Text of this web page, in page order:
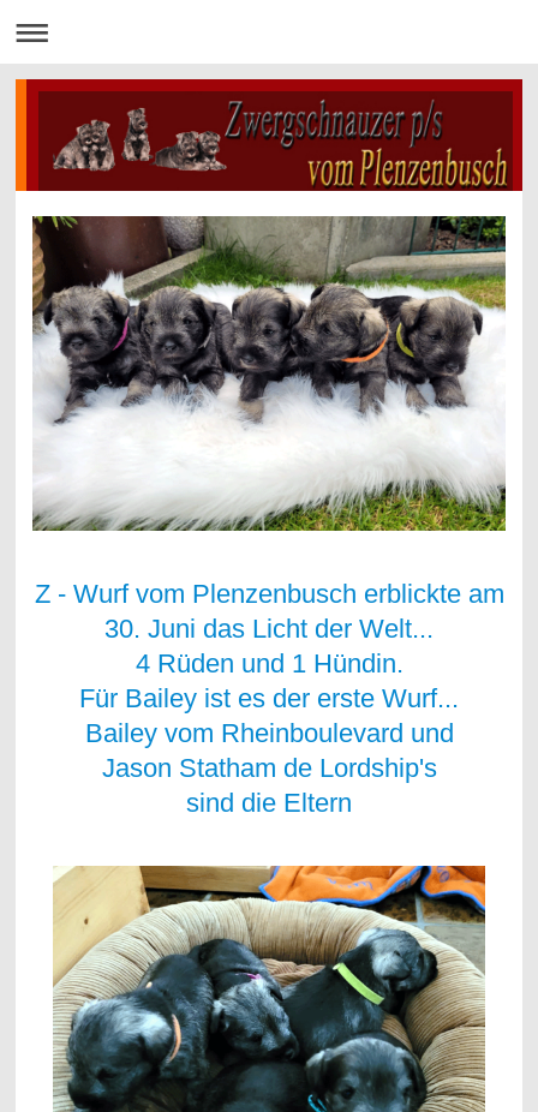
Z - Wurf vom Plenzenbusch erblickte am
30. Juni das Licht der Welt...
4 Rüden und 1 Hündin.
Für Bailey ist es der erste Wurf...
Bailey vom Rheinboulevard und
Jason Statham de Lordship's
sind die Eltern